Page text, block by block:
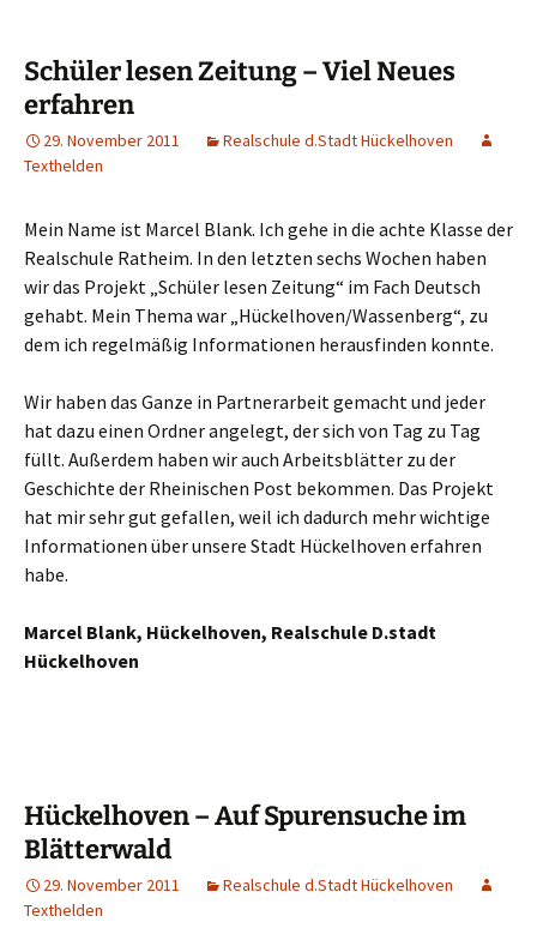
Schüler lesen Zeitung – Viel Neues
erfahren
29. November 2011
Realschule d.Stadt Hückelhoven
Texthelden
Mein Name ist Marcel Blank. Ich gehe in die achte Klasse der
Realschule Ratheim. In den letzten sechs Wochen haben
wir das Projekt „Schüler lesen Zeitung“ im Fach Deutsch
gehabt. Mein Thema war „Hückelhoven/Wassenberg“, zu
dem ich regelmäßig Informationen herausfinden konnte.
Wir haben das Ganze in Partnerarbeit gemacht und jeder
hat dazu einen Ordner angelegt, der sich von Tag zu Tag
füllt. Außerdem haben wir auch Arbeitsblätter zu der
Geschichte der Rheinischen Post bekommen. Das Projekt
hat mir sehr gut gefallen, weil ich dadurch mehr wichtige
Informationen über unsere Stadt Hückelhoven erfahren
habe.
Marcel Blank, Hückelhoven, Realschule D.stadt
Hückelhoven
Hückelhoven – Auf Spurensuche im
Blätterwald
29. November 2011
Realschule d.Stadt Hückelhoven
Texthelden